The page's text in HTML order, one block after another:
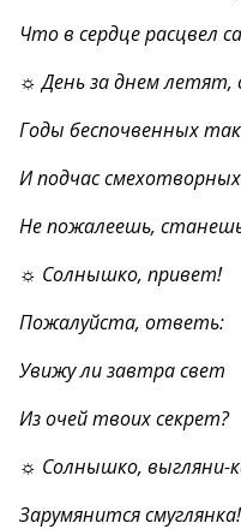
Что в сердце расцвел
☼ День за днем летят,
Годы беспочвенных
И подчас
Не пожалеешь,
☼ Солнышко, привет!
Пожалуйста, ответь:
Увижу ли завтра свет
Из очей твоих секрет?
☼ Солнышко, выгляни-
Зарумянится смуглянка!